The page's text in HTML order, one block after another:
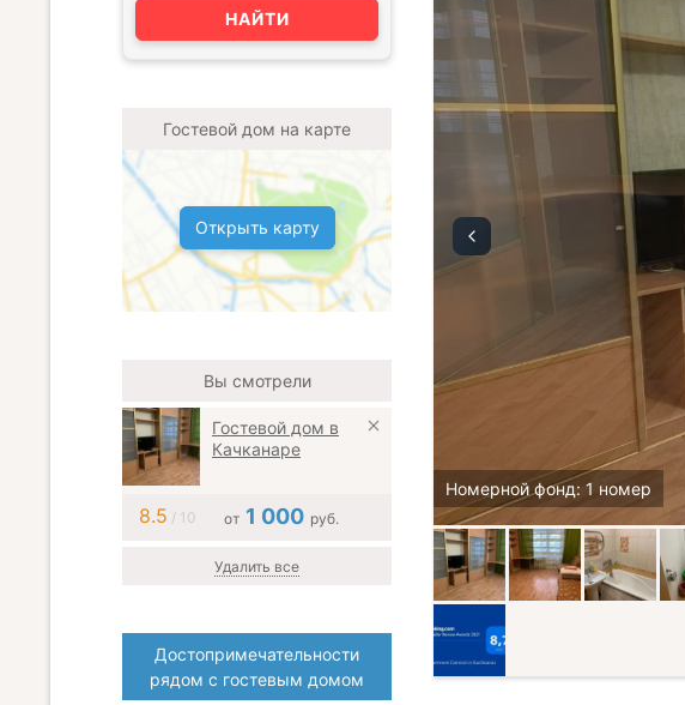
Номерной фонд: 1 номер
НАЙТИ
Гостевой дом на карте
Открыть карту
Вы смотрели
Гостевой дом в
Качканаре
8.5 / 10 от 1 000 руб.
Удалить все
Достопримечательности
рядом с гостевым домом